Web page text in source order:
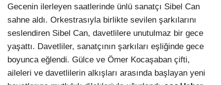
Gecenin ilerleyen saatlerinde ünlü sanatçı Sibel Can
sahne aldı. Orkestrasıyla birlikte sevilen şarkılarını
seslendiren Sibel Can, davetlilere unutulmaz bir gece
yaşattı. Davetliler, sanatçının şarkıları eşliğinde gece
boyunca eğlendi. Gülce ve Ömer Kocaşaban çifti,
aileleri ve davetlilerin alkışları arasında başlayan yeni